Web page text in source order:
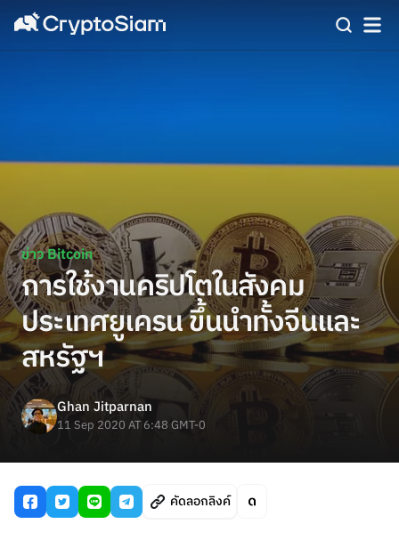
ข่าว Bitcoin
การใช้งานคริปโตในสังคม
ประเทศยูเครน ขึ้นนำทั้งจีนและ
สหรัฐฯ
Ghan Jitparnan
11 Sep 2020 AT 6:48 GMT-0
คัดลอกลิงค์